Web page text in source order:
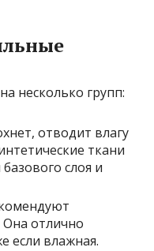
несколько групп:
отводит влагу
ткани
слоя и
отлично
если влажная.